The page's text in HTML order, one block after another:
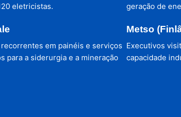
eletricistas.
geração de
em painéis e serviços
para a siderurgia e a mineração
Metso
Executivos
capacidade